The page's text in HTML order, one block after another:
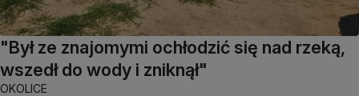
"Był ze znajomymi ochłodzić się nad rzeką,
wszedł do wody i zniknął"
OKOLICE